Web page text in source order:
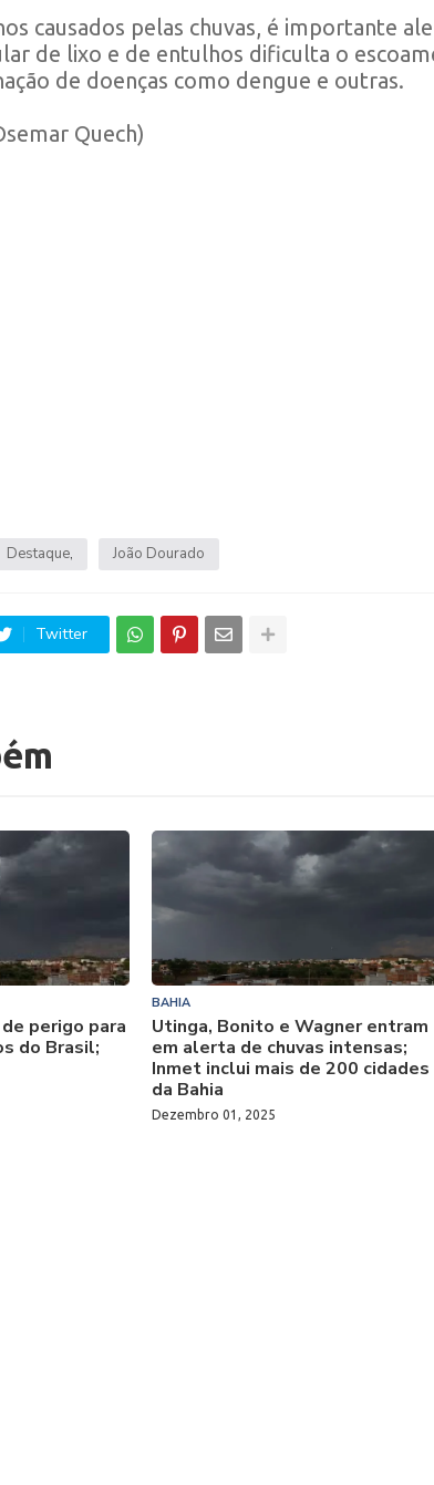
causados pelas chuvas, é importante
de lixo e de entulhos dificulta o
de doenças como dengue e outras.
Quech)
Destaque João Dourado
Twitter
perigo para
do Brasil;
BAHIA
Utinga, Bonito e Wagner entram
em alerta de chuvas intensas;
Inmet inclui mais de 200 cidades
da Bahia
Dezembro 01, 2025